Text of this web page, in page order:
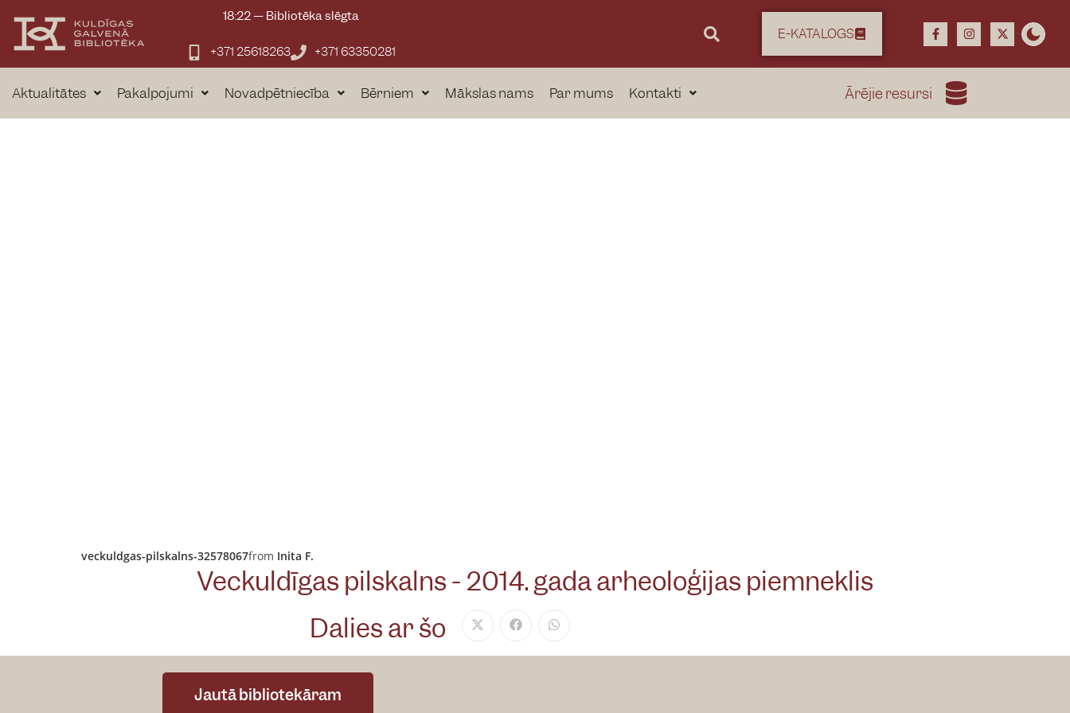
18:22— Bibliotēka slēgta
+371 25618263 +371 63350281
E-KATALOGS
Aktualitātes Pakalpojumi Novadpētniecība Bērniem Mākslas nams Par mums Kontakti Ārējie resursi
veckuldgas-pilskalns-32578067from Inita F.
Veckuldīgas pilskalns - 2014. gada arheoloģijas piemneklis
Dalies ar šo
Jautā bibliotekāram